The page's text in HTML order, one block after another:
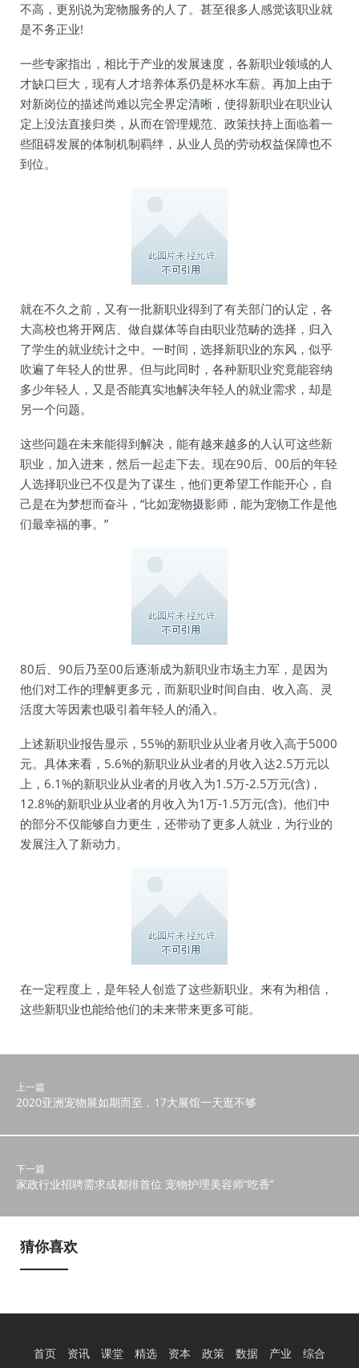
不高，更别说为宠物服务的人了。甚至很多人感觉该职业就
是不务正业!
一些专家指出，相比于产业的发展速度，各新职业领域的人
才缺口巨大，现有人才培养体系仍是杯水车薪。再加上由于
对新岗位的描述尚难以完全界定清晰，使得新职业在职业认
定上没法直接归类，从而在管理规范、政策扶持上面临着一
些阻碍发展的体制机制羁绊，从业人员的劳动权益保障也不
到位。
就在不久之前，又有一批新职业得到了有关部门的认定，各
大高校也将开网店、做自媒体等自由职业范畴的选择，归入
了学生的就业统计之中。一时间，选择新职业的东风，似乎
吹遍了年轻人的世界。但与此同时，各种新职业究竟能容纳
多少年轻人，又是否能真实地解决年轻人的就业需求，却是
另一个问题。
这些问题在未来能得到解决，能有越来越多的人认可这些新
职业，加入进来，然后一起走下去。现在90后、00后的年轻
人选择职业已不仅是为了谋生，他们更希望工作能开心，自
己是在为梦想而奋斗，“比如宠物摄影师，能为宠物工作是他
们最幸福的事。”
80后、90后乃至00后逐渐成为新职业市场主力军，是因为
他们对工作的理解更多元，而新职业时间自由、收入高、灵
活度大等因素也吸引着年轻人的涌入。
上述新职业报告显示，55%的新职业从业者月收入高于5000
元。具体来看，5.6%的新职业从业者的月收入达2.5万元以
上，6.1%的新职业从业者的月收入为1.5万-2.5万元(含)，
12.8%的新职业从业者的月收入为1万-1.5万元(含)。他们中
的部分不仅能够自力更生，还带动了更多人就业，为行业的
发展注入了新动力。
在一定程度上，是年轻人创造了这些新职业。来有为相信，
这些新职业也能给他们的未来带来更多可能。
上一篇
2020亚洲宠物展如期而至，17大展馆一天逛不够
下一篇
家政行业招聘需求成都排首位 宠物护理美容师“吃香”
猜你喜欢
首页 资讯 课堂 精选 资本 政策 数据 产业 综合